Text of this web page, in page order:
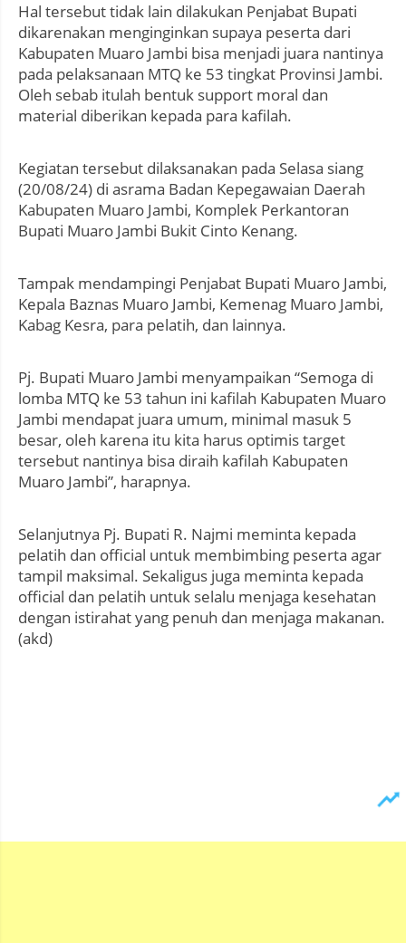
Hal tersebut tidak lain dilakukan Penjabat Bupati
dikarenakan menginginkan supaya peserta dari
Kabupaten Muaro Jambi bisa menjadi juara nantinya
pada pelaksanaan MTQ ke 53 tingkat Provinsi Jambi.
Oleh sebab itulah bentuk support moral dan
material diberikan kepada para kafilah.
Kegiatan tersebut dilaksanakan pada Selasa siang
(20/08/24) di asrama Badan Kepegawaian Daerah
Kabupaten Muaro Jambi, Komplek Perkantoran
Bupati Muaro Jambi Bukit Cinto Kenang.
Tampak mendampingi Penjabat Bupati Muaro Jambi,
Kepala Baznas Muaro Jambi, Kemenag Muaro Jambi,
Kabag Kesra, para pelatih, dan lainnya.
Pj. Bupati Muaro Jambi menyampaikan “Semoga di
lomba MTQ ke 53 tahun ini kafilah Kabupaten Muaro
Jambi mendapat juara umum, minimal masuk 5
besar, oleh karena itu kita harus optimis target
tersebut nantinya bisa diraih kafilah Kabupaten
Muaro Jambi”, harapnya.
Selanjutnya Pj. Bupati R. Najmi meminta kepada
pelatih dan official untuk membimbing peserta agar
tampil maksimal. Sekaligus juga meminta kepada
official dan pelatih untuk selalu menjaga kesehatan
dengan istirahat yang penuh dan menjaga makanan.
(akd)